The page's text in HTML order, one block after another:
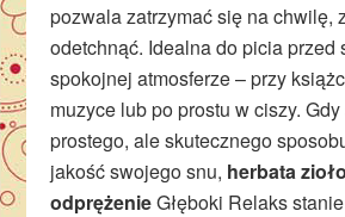
pozwala zatrzymać się na chwilę,
odetchnąć. Idealna do picia przed
spokojnej atmosferze – przy
muzyce lub po prostu w ciszy.
prostego, ale skutecznego
jakość swojego snu, herbata
odprężenieGłęboki Relaks